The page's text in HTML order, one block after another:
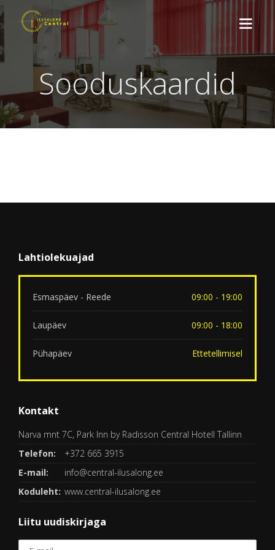
TUTVUSTUS
TEENUSED
Sooduskaardid
Lahtiolekuajad
Esmaspäev - Reede 09:00 - 19:00
Laupäev 09:00 - 18:00
Pühapäev Ettetellimisel
Kontakt
Narva mnt 7C, Park Inn by Radisson Central Hotell Tallinn
Telefon:
+372 665 3915
E-mail:
info@central-ilusalong.ee
Koduleht: www.central-ilusalong.ee
Liitu uudiskirjaga